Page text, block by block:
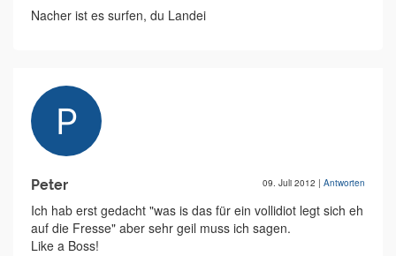
Nacher ist es surfen, du Landei
Peter 09. Juli 2012 | Antworten
Ich hab erst gedacht "was is das für ein vollidiot legt sich eh
auf die Fresse" aber sehr geil muss ich sagen.
Like a Boss!